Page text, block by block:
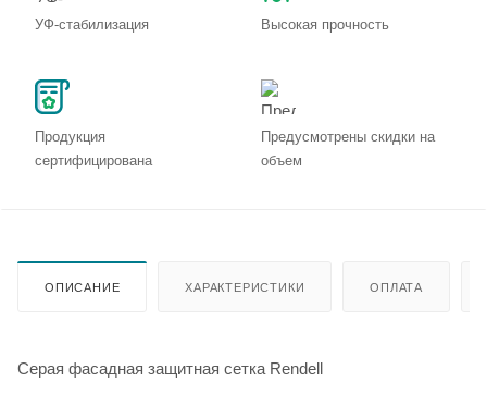
УФ-стабилизация Высокая прочность
Продукция
сертифицирована
Предусмотрены скидки на
объем
ОПИСАНИЕ ХАРАКТЕРИСТИКИ ОПЛАТА
Серая фасадная защитная сетка Rendell